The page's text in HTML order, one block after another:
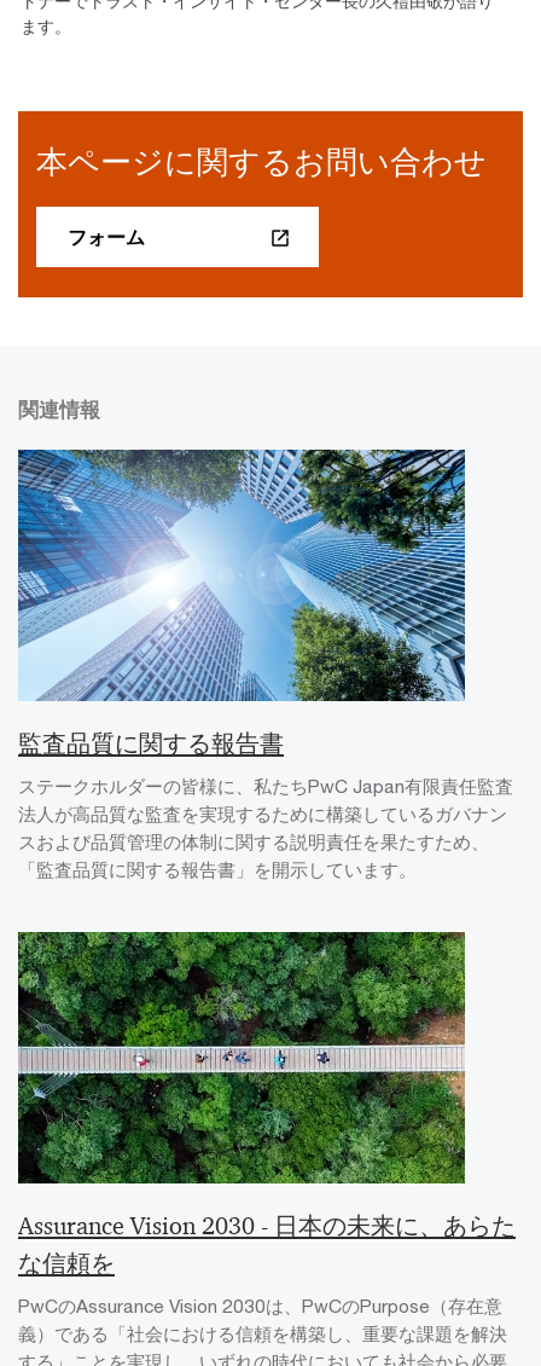
ます。
本ページに関するお問い合わせ
フォーム
関連情報
監査品質に関する報告書
ステークホルダーの皆様に、私たちPwC Japan有限責任監査
法人が高品質な監査を実現するために構築しているガバナン
スおよび品質管理の体制に関する説明責任を果たすため、
「監査品質に関する報告書」を開示しています。
Assurance Vision 2030 - 日本の未来に、あらた
な信頼を
PwCのAssurance Vision 2030は、PwCのPurpose（存在意
義）である「社会における信頼を構築し、重要な課題を解決
する」ことを実現し、いずれの時代においても社会から必要